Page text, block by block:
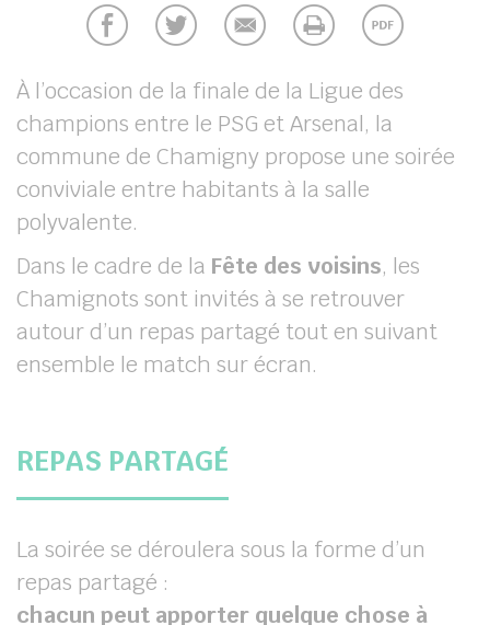
À l’occasion de la finale de la Ligue des
champions entre le PSG et Arsenal, la
commune de Chamigny propose une soirée
conviviale entre habitants à la salle
polyvalente.
Dans le cadre de la Fête des voisins, les
Chamignots sont invités à se retrouver
autour d’un repas partagé tout en suivant
ensemble le match sur écran.
REPAS PARTAGÉ
La soirée se déroulera sous la forme d’un
repas partagé :
chacun peut apporter quelque chose à